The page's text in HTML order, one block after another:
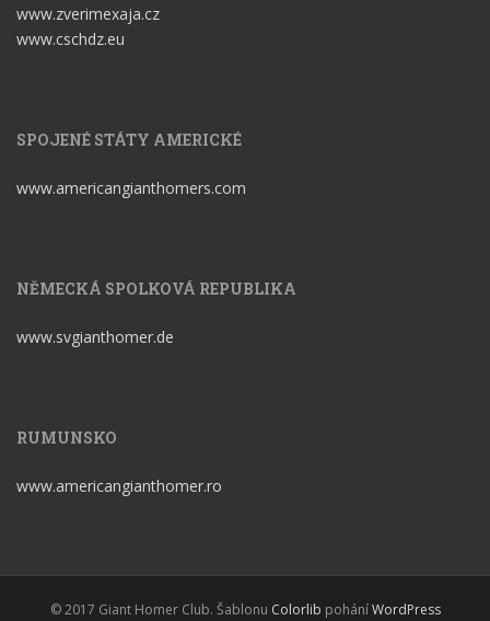
www.zverimexaja.cz
www.cschdz.eu
SPOJENÉ STÁTY AMERICKÉ
www.americangianthomers.com
NĚMECKÁ SPOLKOVÁ REPUBLIKA
www.svgianthomer.de
RUMUNSKO
www.americangianthomer.ro
© 2017 Giant Homer Club. Šablonu Colorlib poháníWordPress